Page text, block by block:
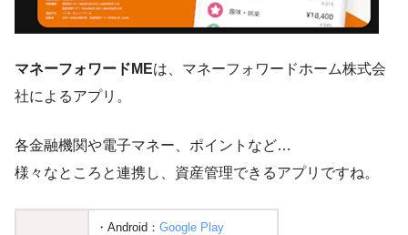
マネーフォワードMEは、マネーフォワードホーム株式会
社によるアプリ。
各金融機関や電子マネー、ポイントなど…
様々なところと連携し、資産管理できるアプリですね。
・Android： Google Play